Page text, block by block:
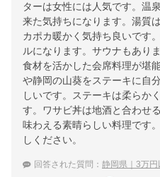
ターは女性には人気です。温
来た気持ちになります。湯質
カポカ暖かく気持ち良いです
ルになります。サウナもあり
食材を活かした会席料理が堪
や静岡の山葵をステーキに自
しいです。ステーキは柔らか
す。ワサビ丼は地酒と合わせ
味わえる素晴らしい料理です
しください。
回答された質問： 静岡県｜3万円以内！